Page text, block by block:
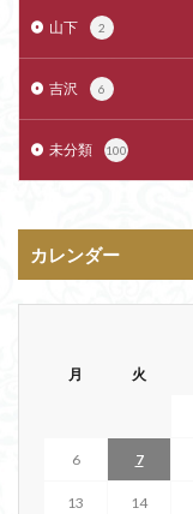
山下 2
吉沢 6
未分類 100
カレンダー
月 火
6 7
13 14